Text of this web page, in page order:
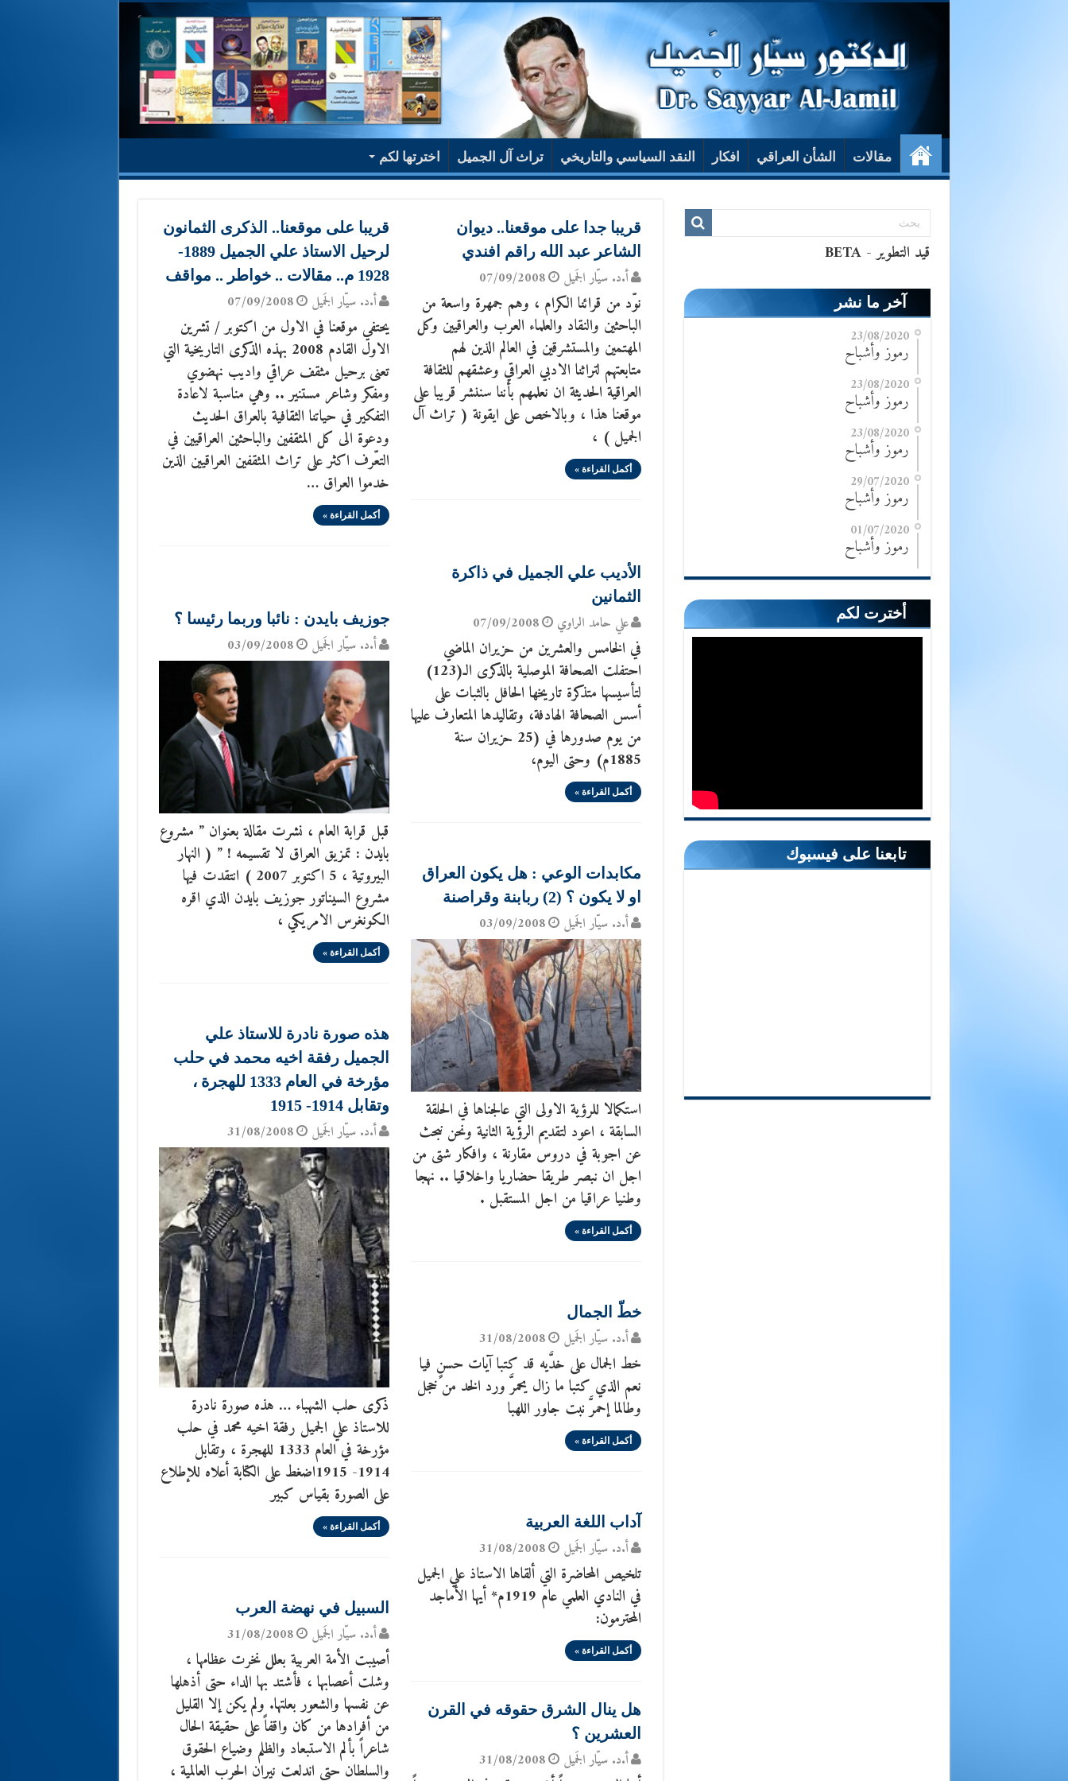
مقالات الشأن العراقي افكار النقد السياسي والتاريخي تراث آل الجميل اخترتها لكم
قريبا جدا على موقعنا.. ديوان
الشاعر عبد الله راقم افندي
أ.د. سيّار الجَميل 07/09/2008
نوّد من قرائنا الكرام ، وهم جمهرة واسعة من
الباحثين والنقاد والعلماء العرب والعراقيين وكل
المهتمين والمستشرقين في العالم الذين لهم
متابعتهم لتراثنا الادبي العراقي وعشقهم للثقافة
العراقية الحديثة ان نعلمهم بأننا سننشر قريبا على
موقعنا هذا ، وبالاخص على ايقونة ( تراث آل
الجميل ) ،
أكمل القراءة »
قريبا على موقعنا.. الذكرى الثمانون
لرحيل الاستاذ علي الجميل 1889-
1928 م.. مقالات .. خواطر .. مواقف
أ.د. سيّار الجَميل 07/09/2008
يحتفي موقعنا في الاول من اكتوبر / تشرين
الاول القادم 2008 بهذه الذكرى التاريخية التي
تعنى برحيل مثقف عراقي واديب نهضوي
ومفكر وشاعر مستنير .. وهي مناسبة لاعادة
التفكير في حياتنا الثقافية بالعراق الحديث
ودعوة الى كل المثقفين والباحثين العراقيين في
التعّرف اكثر على تراث المثقفين العراقيين الذين
خدموا العراق …
أكمل القراءة »
الأديب علي الجميل في ذاكرة
الثمانين
علي حامد الراوي 07/09/2008
في الخامس والعشرين من حزيران الماضي
احتفلت الصحافة الموصلية بالذكرى الـ(123)
لتأسيسها متذكرة تاريخها الحافل بالثبات على
أسس الصحافة الهادفة، وتقاليدها المتعارف عليها
من يوم صدورها في (25 حزيران سنة
1885م) وحتى اليوم،
أكمل القراءة »
جوزيف بايدن : نائبا وربما رئيسا ؟
أ.د. سيّار الجَميل 03/09/2008
قبل قرابة العام ، نشرت مقالة بعنوان ” مشروع
بايدن : تمزيق العراق لا تقسيمه ! ” ( النهار
البيروتية ، 5 اكتوبر 2007 ) انتقدت فيها
مشروع السيناتور جوزيف بايدن الذي اقره
الكونغرس الامريكي ،
أكمل القراءة »
مكابدات الوعي : هل يكون العراق
او لا يكون ؟ (2) ربابنة وقراصنة
أ.د. سيّار الجَميل 03/09/2008
استكمالا للرؤية الاولى التي عالجناها في الحلقة
السابقة ، اعود لتقديم الرؤية الثانية ونحن نبحث
عن اجوبة في دروس مقارنة ، وافكار شتى من
اجل ان نبصر طريقا حضاريا واخلاقيا .. نهجا
وطنيا عراقيا من اجل المستقبل .
أكمل القراءة »
هذه صورة نادرة للاستاذ علي
الجميل رفقة اخيه محمد في حلب
مؤرخة في العام 1333 للهجرة ،
وتقابل 1914- 1915
أ.د. سيّار الجَميل 31/08/2008
ذكرى حلب الشهباء … هذه صورة نادرة
للاستاذ علي الجميل رفقة اخيه محمد في حلب
مؤرخة في العام 1333 للهجرة ، وتقابل
1914- 1915اضغط على الكتابة أعلاه للإطلاع
على الصورة بقياس كبير
أكمل القراءة »
خطّ الجمال
أ.د. سيّار الجَميل 31/08/2008
خط الجمال على خدَّيه قد كتبا آيات حسنٍ فيا
نعم الذي كتبا ما زال يحمرَّ ورد الخد من خجل
وطالما إحمرَّ نبت جاور اللهبا
أكمل القراءة »
آداب اللغة العربية
أ.د. سيّار الجَميل 31/08/2008
تلخيص المحاضرة التي ألقاها الاستاذ علي الجميل
في النادي العلمي عام 1919م* أيها الأماجد
المحترمون:
أكمل القراءة »
السبيل في نهضة العرب
أ.د. سيّار الجَميل 31/08/2008
أصيبت الأمة العربية بعلل نخرت عظامها ،
وشلت أعصابها ، فأشتد بها الداء حتى أذهلها
عن نفسها والشعور بعلتها. ولم يكن إلا القليل
من أفرادها من كان واقفاً على حقيقة الحال
شاعراً بألم الاستبعاد والظلم وضياع الحقوق
والسلطان حتى اندلعت نيران الحرب العالمية ،
هل ينال الشرق حقوقه في القرن
العشرين ؟
أ.د. سيّار الجَميل 31/08/2008
آخر ما نشر
23/08/2020
رموز وأشباح
23/08/2020
رموز وأشباح
23/08/2020
رموز وأشباح
29/07/2020
رموز وأشباح
01/07/2020
رموز وأشباح
أخترت لكم
تابعنا على فيسبوك